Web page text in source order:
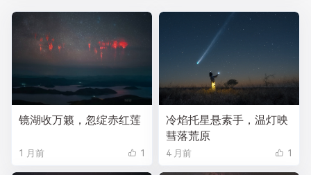
镜湖收万籁，忽绽赤红莲
1 月前 1
冷焰托星悬素手，温灯映
彗落荒原
4 月前 1